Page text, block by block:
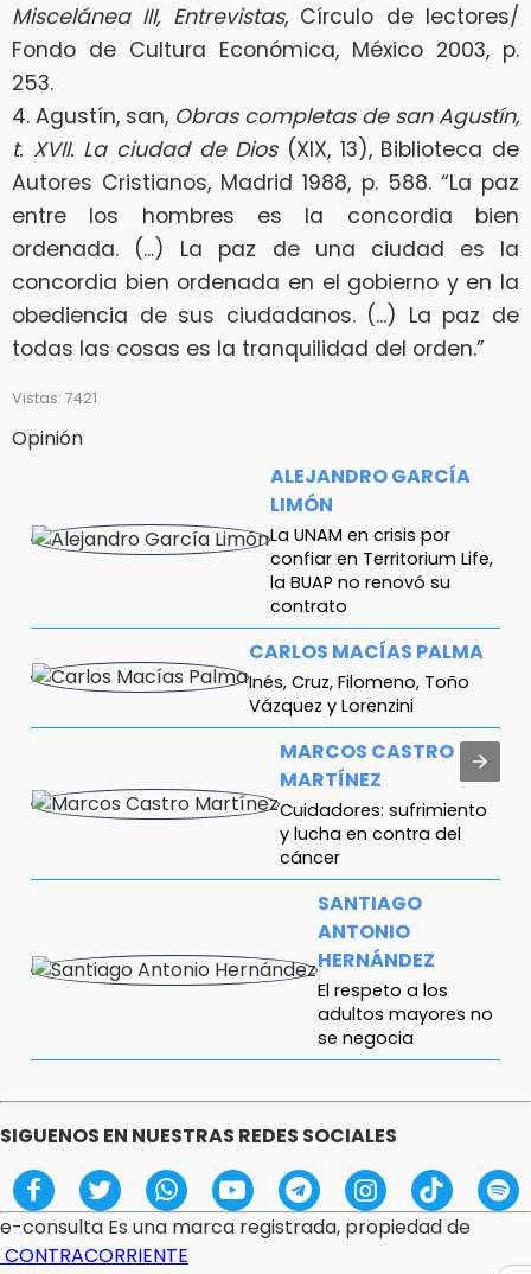
Miscelánea III, Entrevistas, Círculo de lectores/
Fondo de Cultura Económica, México 2003, p.
253.
4. Agustín, san, Obras completas de san Agustín,
t. XVII. La ciudad de Dios(XIX, 13), Biblioteca de
Autores Cristianos, Madrid 1988, p. 588. “La paz
entre los hombres es la concordia bien
ordenada. (...) La paz de una ciudad es la
concordia bien ordenada en el gobierno y en la
obediencia de sus ciudadanos. (...) La paz de
todas las cosas es la tranquilidad del orden.”
Vistas: 7421
Opinión
ALEJANDRO GARCÍA
LIMÓN
La UNAM en crisis por
confiar en Territorium Life,
la BUAP no renovó su
contrato
CARLOS MACÍAS PALMA
Inés, Cruz, Filomeno, Toño
Vázquez y Lorenzini
MARCOS CASTRO
MARTÍNEZ
Cuidadores: sufrimiento
y lucha en contra del
cáncer
SANTIAGO
ANTONIO
HERNÁNDEZ
El respeto a los
adultos mayores no
se negocia
Gestas de capitán
SIGUENOS EN NUESTRAS REDES SOCIALES
e-consulta Es una marca registrada, propiedad de
CONTRACORRIENTE